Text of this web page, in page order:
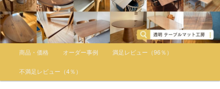
メインメニュー
メインコンテンツへ移動
サブコンテンツへ移動
商品・価格 オーダー事例 満足レビュー（96％）
不満足レビュー（4％）